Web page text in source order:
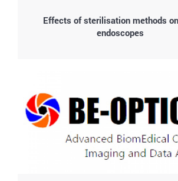
Effects of sterilisation methods
endoscopes